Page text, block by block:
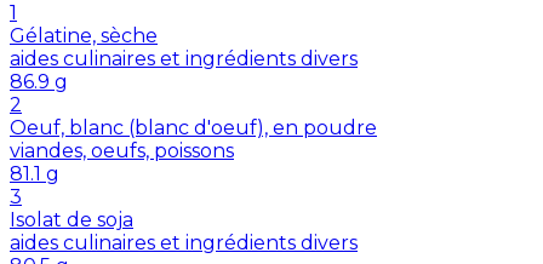
1
Gélatine, sèche
aides culinaires et ingrédients divers
86.9 g
2
Oeuf, blanc (blanc d'oeuf), en poudre
viandes, oeufs, poissons
81.1 g
3
Isolat de soja
aides culinaires et ingrédients divers